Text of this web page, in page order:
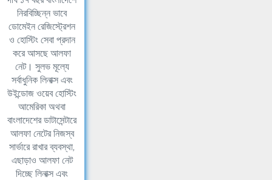
নিরবিচ্ছিন্ন ভাবে
ডোমেইন রেজিস্ট্রেশন
ও হোস্টিং সেবা প্রদান
করে আসছে আলফা
নেট। সুলভ মূল্যে
সর্বাধুনিক লিনাক্স এবং
উইন্ডোজ ওয়েব হোস্টিং
আমেরিকা অথবা
বাংলাদেশের ডাটাসেন্টারে
আলফা নেটের নিজস্ব
সার্ভারে রাখার ব্যবস্থা,
এছাড়াও আলফা নেট
দিচ্ছে লিনাক্স এবং